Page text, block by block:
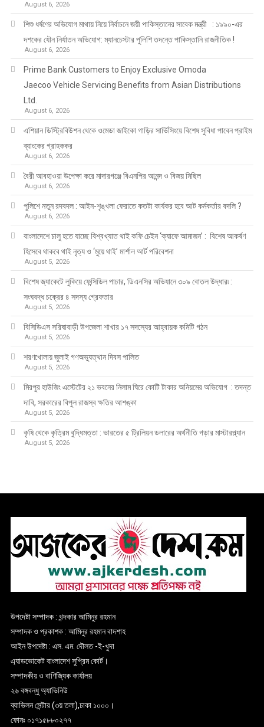
August 6, 2026
শিশু ধর্ষণের অভিযোগ মাথায় নিয়ে নির্বাচনে জয়ী পাকিস্তানের সাবেক মন্ত্রী : ১৯৯০-এর
দশকের যৌন নির্যাতন অভিযোগ: ম্যানচেস্টার পুলিশি তদন্তে পাকিস্তানি রাজনীতিক !
August 6, 2026
Prime Bank Customers to Enjoy Exclusive Omoda
Jaecoo Vehicle Servicing Benefits from Asian Distributions
Ltd.
August 6, 2026
এশিয়ান ডিস্ট্রিবিউশন থেকে ওমেডা জাইকো গাড়ির সার্ভিসিংয়ে বিশেষ সুবিধা পাবেন প্রাইম
ব্যাংকের গ্রাহককর
August 6, 2026
বৈরী আবহাওয়া উপেক্ষা করে মাদারগঞ্জে বিএনপির আনন্দ ও বিজয় মিছিল
August 6, 2026
পুলিশে নতুন রদবদল : আইন-শৃঙ্খলা ফেরাতে কতটা কার্যকর হবে আট কর্মকর্তার বদলি ?
August 6, 2026
​​বাংলাদেশে চালু হতে যাচ্ছে বিশ্বখ্যাত থাই কফি চেইন ‘ক্যাফে আমাজন’ : বিশেষ আকর্ষণ
হিসেবে থাকবে থাই নৃত্য ও ‘মুয়ে থাই’ মার্শাল আর্ট পরিবেশনা
August 5, 2026
বিশেষ জ্যাকেটে লুকিয়ে ফেন্সিডিল পাচার, ডিএনসির অভিযানে ৩০৯ বোতল উদ্ধার৷ :
সংঘবদ্ধ চক্রের ৪ সদস্য গ্রেফতার
August 5, 2026
বিসিডিএস সরিষাবাড়ী উপজেলা শাখার ১৭ সদস্যের আহ্বায়ক কমিটি গঠন
August 5, 2026
শরণখোলায় জুলাই গণঅভ্যুত্থান দিবস পালিত
August 5, 2026
মিরপুর হাউজিং এস্টেটের ২১ ভবনের নিলাম ঘিরে কোটি টাকার অনিয়মের অভিযোগ : তদন্ত
দাবি, সরকারের বিপুল রাজস্ব ক্ষতির আশঙ্কা
August 5, 2026
কৃষি থেকে কৃত্রিম বুদ্ধিমত্তা : ভারতের ৫ ট্রিলিয়ন ডলারের অর্থনীতি গড়ার মাস্টারপ্ল্যান
August 5, 2026
উপদেষ্টা সম্পাদক : খন্দকার আমিনুর রহমান
সম্পাদক ও প্রকাশক : আমিনুর রহমান বাদশাহ
আইন উপদেষ্টা : এস. এম. দৌলত -ই-খুদা
এ্যাডভোকেট বাংলাদেশ সুপ্রিম কোর্ট।
সম্পাদকীয় ও বাণিজ্যিক কার্যালয়
২৬ বঙ্গবন্ধু অ্যাভিনিউ
ব্যাভিলন সেন্টার (৩য় তলা),ঢাকা ১০০০।
ফোনঃ ০১৭১৫৮৮০২৭৭